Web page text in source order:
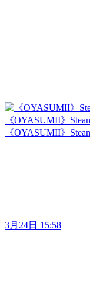
《OYASUMII》
《OYASUMII》
3月24日 15:58